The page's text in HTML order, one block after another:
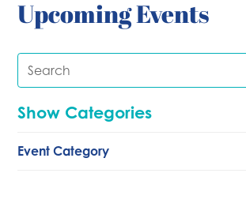
Upcoming Events
Show Categories
Event Category